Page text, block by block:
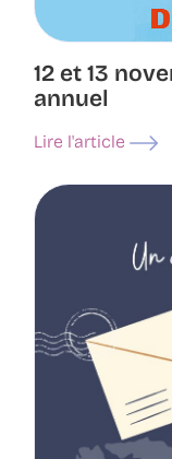
12 et 13
annuel
Lire l'article